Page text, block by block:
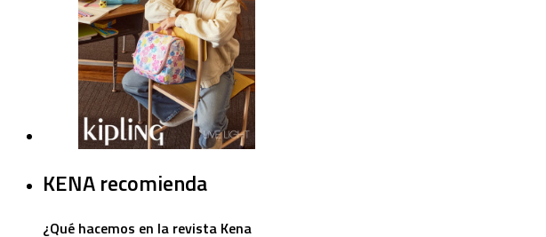
KENA recomienda
¿Qué hacemos en la revista Kena